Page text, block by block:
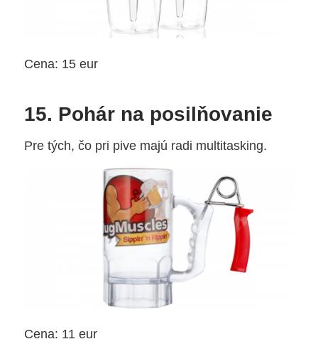
Cena: 15 eur
15. Pohár na posilňovanie
Pre tých, čo pri pive majú radi multitasking.
Cena: 11 eur